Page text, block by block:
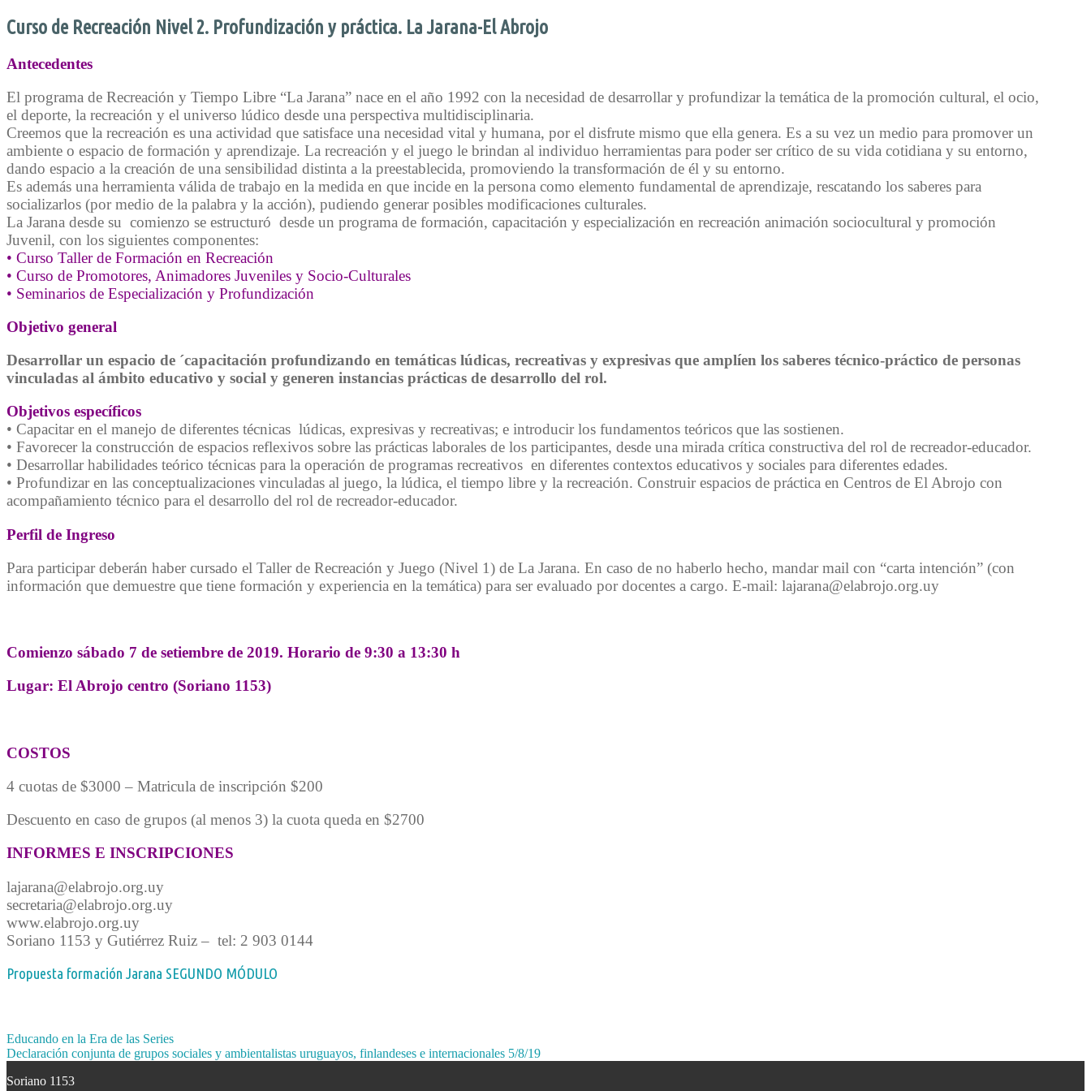
Curso de Recreación Nivel 2. Profundización y práctica. La Jarana-El Abrojo
Antecedentes
El programa de Recreación y Tiempo Libre “La Jarana” nace en el año 1992 con la necesidad de desarrollar y profundizar la temática de la promoción cultural, el ocio,
el deporte, la recreación y el universo lúdico desde una perspectiva multidisciplinaria.
Creemos que la recreación es una actividad que satisface una necesidad vital y humana, por el disfrute mismo que ella genera. Es a su vez un medio para promover un
ambiente o espacio de formación y aprendizaje. La recreación y el juego le brindan al individuo herramientas para poder ser crítico de su vida cotidiana y su entorno,
dando espacio a la creación de una sensibilidad distinta a la preestablecida, promoviendo la transformación de él y su entorno.
Es además una herramienta válida de trabajo en la medida en que incide en la persona como elemento fundamental de aprendizaje, rescatando los saberes para
socializarlos (por medio de la palabra y la acción), pudiendo generar posibles modificaciones culturales.
La Jarana desde su comienzo se estructuró desde un programa de formación, capacitación y especialización en recreación animación sociocultural y promoción
Juvenil, con los siguientes componentes:
• Curso Taller de Formación en Recreación
• Curso de Promotores, Animadores Juveniles y Socio-Culturales
• Seminarios de Especialización y Profundización
Objetivo general
Desarrollar un espacio de ´capacitación profundizando en temáticas lúdicas, recreativas y expresivas que amplíen los saberes técnico-práctico de personas
vinculadas al ámbito educativo y social y generen instancias prácticas de desarrollo del rol.
Objetivos específicos
• Capacitar en el manejo de diferentes técnicas lúdicas, expresivas y recreativas; e introducir los fundamentos teóricos que las sostienen.
• Favorecer la construcción de espacios reflexivos sobre las prácticas laborales de los participantes, desde una mirada crítica constructiva del rol de recreador-educador.
• Desarrollar habilidades teórico técnicas para la operación de programas recreativos en diferentes contextos educativos y sociales para diferentes edades.
• Profundizar en las conceptualizaciones vinculadas al juego, la lúdica, el tiempo libre y la recreación. Construir espacios de práctica en Centros de El Abrojo con
acompañamiento técnico para el desarrollo del rol de recreador-educador.
Perfil de Ingreso
Para participar deberán haber cursado el Taller de Recreación y Juego (Nivel 1) de La Jarana. En caso de no haberlo hecho, mandar mail con “carta intención” (con
información que demuestre que tiene formación y experiencia en la temática) para ser evaluado por docentes a cargo. E-mail: lajarana@elabrojo.org.uy
Comienzo sábado 7 de setiembre de 2019. Horario de 9:30 a 13:30 h
Lugar: El Abrojo centro (Soriano 1153)
COSTOS
4 cuotas de $3000 – Matricula de inscripción $200
Descuento en caso de grupos (al menos 3) la cuota queda en $2700
INFORMES E INSCRIPCIONES
lajarana@elabrojo.org.uy
secretaria@elabrojo.org.uy
www.elabrojo.org.uy
Soriano 1153 y Gutiérrez Ruiz – tel: 2 903 0144
Propuesta formación Jarana SEGUNDO MÓDULO
de
entradas
Anterior:
Educando en la Era de las Series
Siguiente:
Declaración conjunta de grupos sociales y ambientalistas uruguayos, finlandeses e internacionales 5/8/19
Soriano 1153